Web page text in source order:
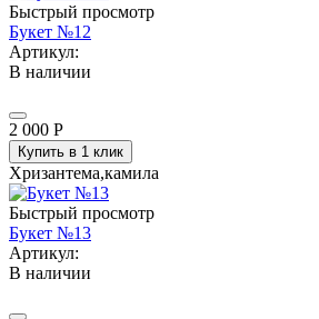
Быстрый просмотр
Букет №12
Артикул:
В наличии
2 000 Р
Купить в 1 клик
Хризантема,камила
Быстрый просмотр
Букет №13
Артикул:
В наличии